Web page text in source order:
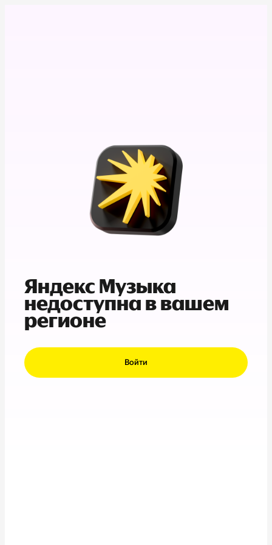
Яндекс Музыка
недоступна в вашем
регионе
Войти